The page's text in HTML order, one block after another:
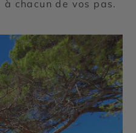
chacun de vos pas.